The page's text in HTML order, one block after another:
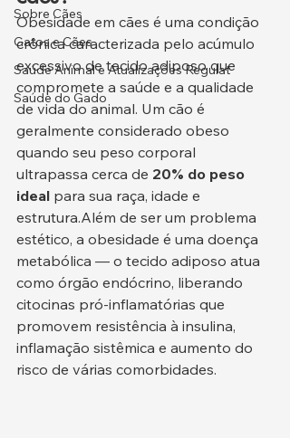
Sobre Cães
Gatos e Cães
Saúde Animal e Atualizações Regulat
Saúde do Gado
Obesidade em cães é uma condição
crônica caracterizada pelo acúmulo
excessivo de tecido adiposo que
compromete a saúde e a qualidade
de vida do animal. Um cão é
geralmente considerado obeso
quando seu peso corporal
ultrapassa cerca de 20% do peso
ideal para sua raça, idade e
estrutura.Além de ser um problema
estético, a obesidade é uma doença
metabólica — o tecido adiposo atua
como órgão endócrino, liberando
citocinas pró-inflamatórias que
promovem resistência à insulina,
inflamação sistêmica e aumento do
risco de várias comorbidades.